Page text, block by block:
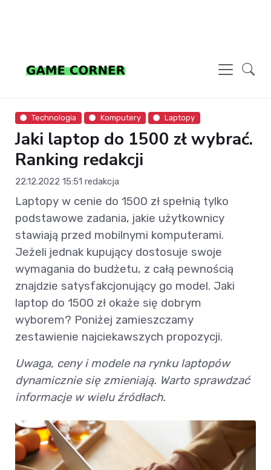
Technologia Komputery Laptopy
Jaki laptop do 1500 zł wybrać.
Ranking redakcji
22.12.2022 15:51 redakcja
Laptopy w cenie do 1500 zł spełnią tylko
podstawowe zadania, jakie użytkownicy
stawiają przed mobilnymi komputerami.
Jeżeli jednak kupujący dostosuje swoje
wymagania do budżetu, z całą pewnością
znajdzie satysfakcjonujący go model. Jaki
laptop do 1500 zł okaże się dobrym
wyborem? Poniżej zamieszczamy
zestawienie najciekawszych propozycji.
Uwaga, ceny i modele na rynku laptopów
dynamicznie się zmieniają. Warto sprawdzać
informacje w wielu źródłach.